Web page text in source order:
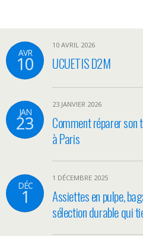
AVR
10
10 AVRIL 2026
UCUETIS D2M
JAN
23
23 JANVIER 2026
Comment réparer son
à Paris
DÉC
1
1 DÉCEMBRE 2025
Assiettes en pulpe,
sélection durable qui